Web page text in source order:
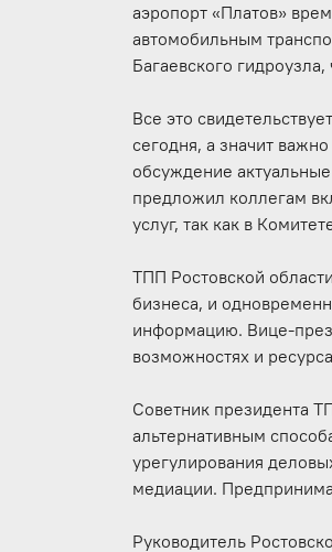
аэропорт «Платов»
автомобильным
Багаевского
Все это
сегодня, а значит
обсуждение
предложил коллегам
услуг, так как в
ТПП Ростовской
бизнеса, и
информацию. Вице-
возможностях и
Советник президента
альтернативным
урегулирования
медиации.
Руководитель